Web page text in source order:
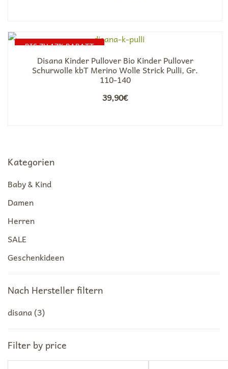
BIS ZU 17% RABATT
Disana Kinder Pullover Bio Kinder Pullover
Schurwolle kbT Merino Wolle Strick Pulli, Gr.
110-140
39,90€
Kategorien
Baby & Kind
Damen
Herren
SALE
Geschenkideen
Nach Hersteller filtern
disana (3)
Filter by price